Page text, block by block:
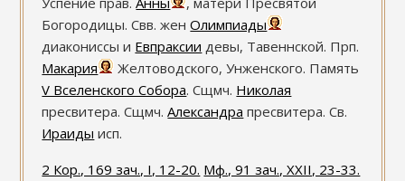
Богородицы. Свв. женОлимпиады
диакониссы и Евпраксии девы, Тавеннской. Прп.
Макария
Желтоводского, Унженского. Память
V Вселенского Собора. Сщмч. Николая
пресвитера. Сщмч.Александра пресвитера. Св.
Ираиды исп.
2 Кор., 169 зач., I, 12-20. Мф., 91 зач., XXII, 23-33.